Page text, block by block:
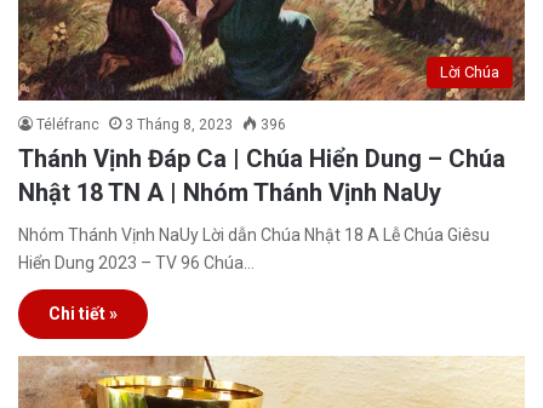
Lời Chúa
Téléfranc 3 Tháng 8, 2023 396
Thánh Vịnh Đáp Ca | Chúa Hiển Dung – Chúa
Nhật 18 TN A | Nhóm Thánh Vịnh NaUy
Nhóm Thánh Vịnh NaUy Lời dẫn Chúa Nhật 18 A Lễ Chúa Giêsu
Hiển Dung 2023 – TV 96 Chúa…
Chi tiết »